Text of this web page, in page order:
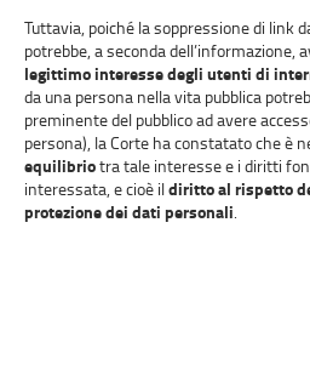
Tuttavia, poiché la soppressione di link
potrebbe, a seconda dell’informazione,
legittimo interesse degli utenti di
da una persona nella vita pubblica
preminente del pubblico ad avere
persona), la Corte ha constatato che è
equilibriotra tale interesse e i diritti
interessata, e cioè ildiritto al rispetto
protezione dei dati personali